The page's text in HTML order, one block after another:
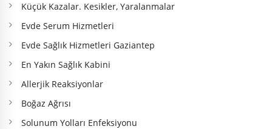
Küçük Kazalar. Kesikler, Yaralanmalar
Evde Serum Hizmetleri
Evde Sağlık Hizmetleri Gaziantep
En Yakın Sağlık Kabini
Allerjik Reaksiyonlar
Boğaz Ağrısı
Solunum Yolları Enfeksiyonu